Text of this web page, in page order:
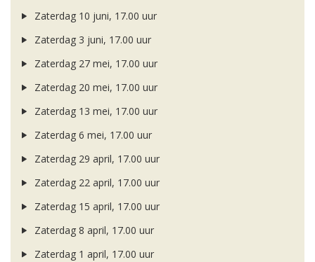
Zaterdag 10 juni, 17.00 uur
Zaterdag 3 juni, 17.00 uur
Zaterdag 27 mei, 17.00 uur
Zaterdag 20 mei, 17.00 uur
Zaterdag 13 mei, 17.00 uur
Zaterdag 6 mei, 17.00 uur
Zaterdag 29 april, 17.00 uur
Zaterdag 22 april, 17.00 uur
Zaterdag 15 april, 17.00 uur
Zaterdag 8 april, 17.00 uur
Zaterdag 1 april, 17.00 uur